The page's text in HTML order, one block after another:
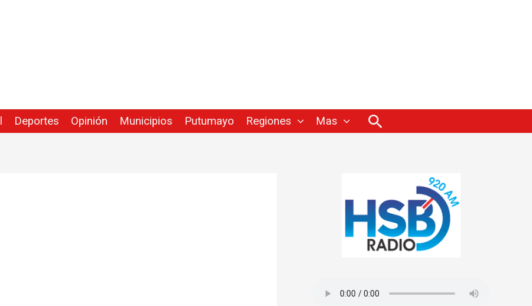
Deportes Opinión Municipios Putumayo Regiones Mas Buscar